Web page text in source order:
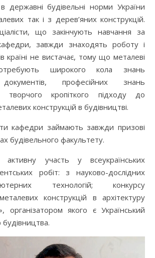
державні будівельні норми України
так і з дерев’яних конструкцій.
що закінчують навчання за
кафедри, завжди знаходять роботу і
країні не вистачає, тому що металеві
широкого кола знань
професійних знань
творчого кропіткого підходу до
конструкцій в будівництві.
кафедри займають завжди призові
будівельного факультету.
участь у всеукраїнських
робіт: з науково-дослідних
технологій; конкурсу
конструкцій в архітектуру
організатором якого є Український